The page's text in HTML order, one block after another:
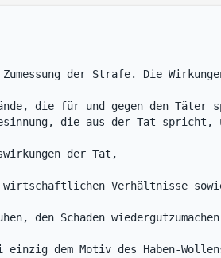
der Strafe. Die
die für und gegen den Täter
die aus der Tat
der Tat,
wirtschaftlichen Verhältnisse
den Schaden
dem Motiv des Haben-